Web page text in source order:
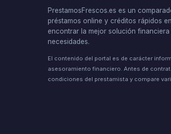
PrestamosFrescos.es es un
préstamos online y créditos rápidos
encontrar la mejor solución financiera
necesidades.
El contenido del portal es de carácter
asesoramiento financiero. Antes de
condiciones del prestamista y compare